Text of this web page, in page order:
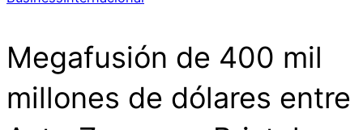
Megafusión de 400 mil
millones de dólares entre